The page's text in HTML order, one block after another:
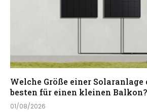
Welche Größe einer
besten für einen kleinen Balkon?
01/08/2026